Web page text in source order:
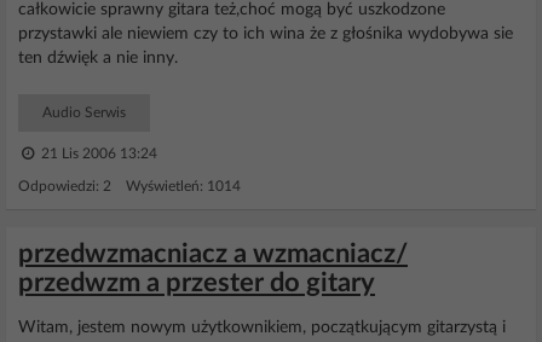
całkowicie sprawny gitara też,choć mogą być uszkodzone
przystawki ale niewiem czy to ich wina że z głośnika wydobywa sie
ten dźwięk a nie inny.
Audio Serwis
21 Lis 2006 13:24
Odpowiedzi: 2 Wyświetleń: 1014
przedwzmacniacz a wzmacniacz/
przedwzm a przester do gitary
Witam, jestem nowym użytkownikiem, początkującym gitarzystą i